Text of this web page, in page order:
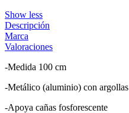
Show less
Descripción
Marca
Valoraciones
-Medida 100 cm
-Metálico (aluminio) con argollas
-Apoya cañas fosforescente